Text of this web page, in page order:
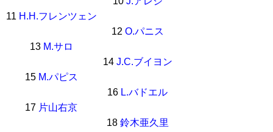
11 H.H.フレンツェン
12 O.パニス
13 M.サロ
14 J.C.ブイヨン
15 M.パピス
16 L.バドエル
17 片山右京
18 鈴木亜久里